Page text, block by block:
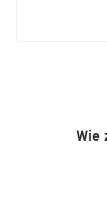
Wie